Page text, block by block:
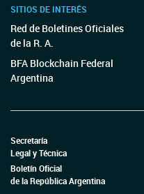
SITIOS DE INTERÉS
Red de Boletines Oficiales
de la R. A.
BFA Blockchain Federal
Argentina
Secretaría
Legal y Técnica
Boletín Oficial
de la República Argentina